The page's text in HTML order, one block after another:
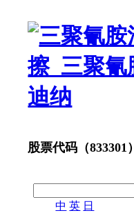
股票代码（833301）
中 英 日